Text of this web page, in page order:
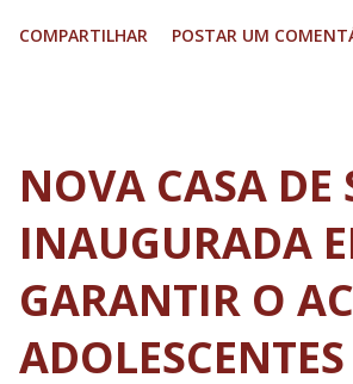
Governo do Estado por uma
prerrogativa e
socioeducativa. Sendo assim,
firmou acordo com o
cronograma da meta de
COMPARTILHAR POSTAR UM
NOVA CASA DE
INAUGURADA
GARANTIR O
ADOLESCENTES